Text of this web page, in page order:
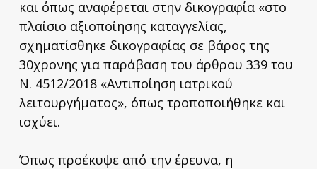
και όπως αναφέρεται στην δικογραφία «στο
πλαίσιο αξιοποίησης καταγγελίας,
σχηματίσθηκε δικογραφίας σε βάρος της
30χρονης για παράβαση του άρθρου 339 του
Ν. 4512/2018 «Αντιποίηση ιατρικού
λειτουργήματος», όπως τροποποιήθηκε και
ισχύει.
Όπως προέκυψε από την έρευνα, η